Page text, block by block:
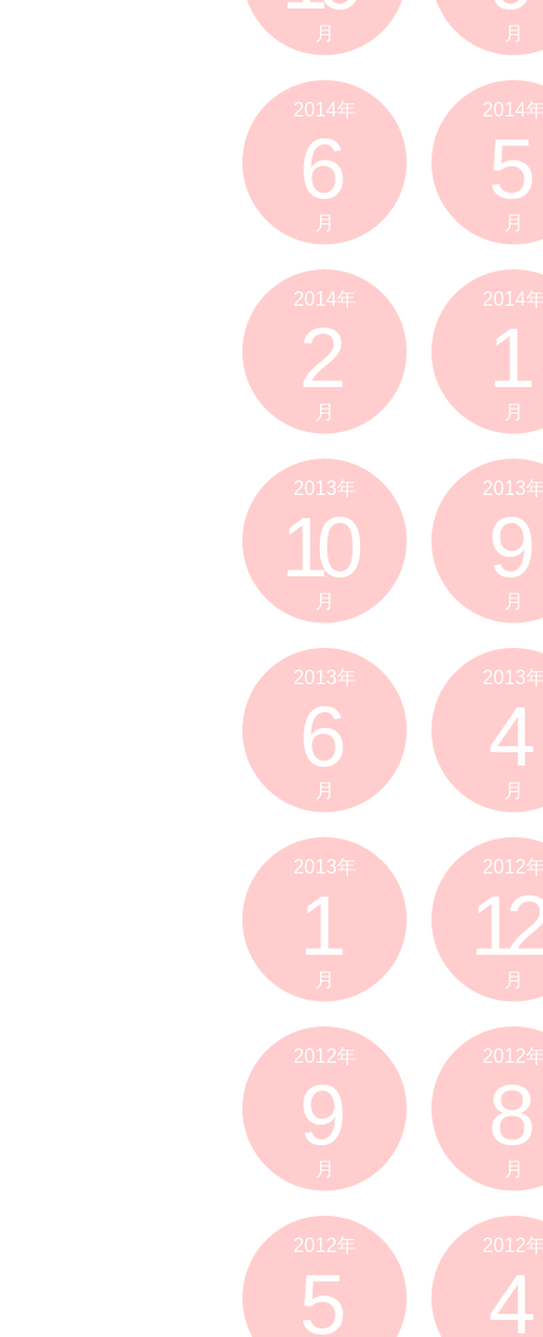
月 月
2014年
6
月
2014
5
月
2014年
2
月
2014
1
月
2013年
10
月
2013
9
月
2013年
6
月
2013
4
月
2013年
1
月
2012
12
月
2012年
9
月
2012
8
月
2012年
5
2012
4